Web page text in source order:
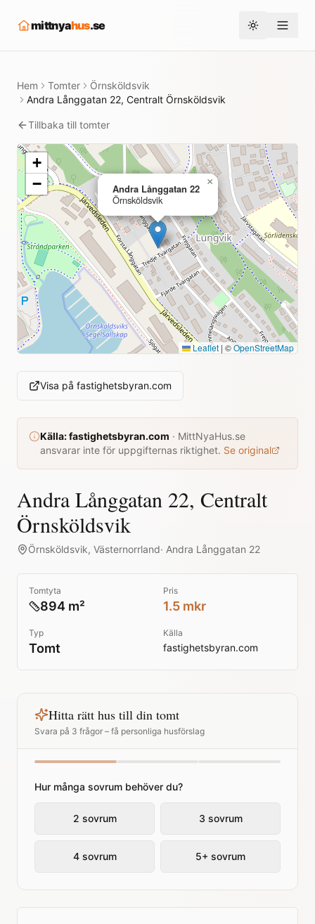
mittnyahus.se Toggle theme
Hem Tomter
Örnsköldsvik
Andra Långgatan 22, Centralt Örnsköldsvik
Tillbaka till tomter
Andra Långgatan 22
Örnsköldsvik
×
+
−
Leaflet | ©OpenStreetMap
Visa på fastighetsbyran.com
Källa:fastighetsbyran.com · MittNyaHus.se
ansvarar inte för uppgifternas riktighet. Se original
Andra Långgatan 22, Centralt
Örnsköldsvik
Örnsköldsvik, Västernorrland· Andra Långgatan 22
Tomtyta
894 m²
Pris
1.5 mkr
Typ
Tomt
Källa
fastighetsbyran.com
Hitta rätt hus till din tomt
Svara på 3 frågor – få personliga husförslag
Hur många sovrum behöver du?
2 sovrum 3 sovrum
4 sovrum 5+ sovrum